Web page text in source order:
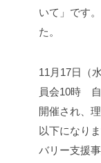
いて」です。
た。
11月17日（
員会10時 自
開催され、
以下になりま
バリー支援